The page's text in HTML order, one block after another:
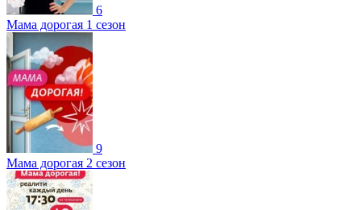
6
Мама дорогая 1 сезон
9
Мама дорогая 2 сезон